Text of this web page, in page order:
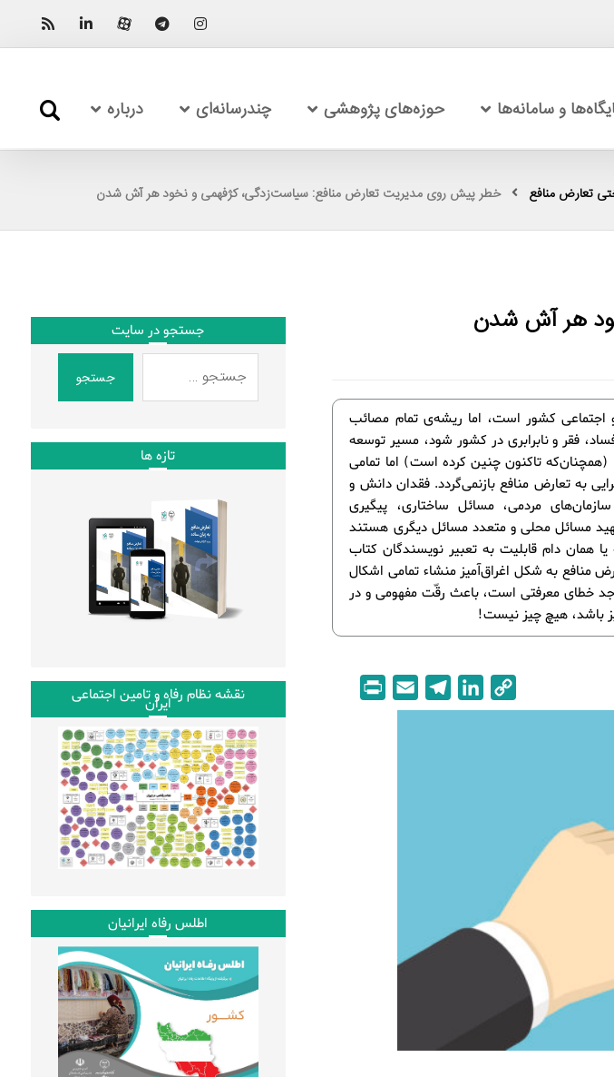
و سامانه‌ها حوزه‌های پژوهشی چندرسانه‌ای درباره
تعارض منافع خطر پیش روی مدیریت تعارض منافع: سیاست‌زدگی، کژفهمی و نخود هر آش شدن
هر آش شدن
اجتماعی کشور است، اما ریشه‌ی تمام مصائب
فقر و نابرابری در کشور شود، مسیر توسعه
(همچنان‌که تاکنون چنین کرده است) اما تمامی
به تعارض منافع بازنمی‌گردد. فقدان دانش و
مردمی، مسائل ساختاری، پیگیری
مسائل محلی و متعدد مسائل دیگری هستند
همان دام قابلیت به تعبیر نویسندگان کتاب
منافع به شکل اغراق‌آمیز منشاء تمامی اشکال
خطای معرفتی است، باعث رقّت مفهومی و در
باشد، هیچ چیز نیست!
o
i
e
جستجو در سایت
جستجو
تازه ها
نقشه نظام رفاه و تامین اجتماعی
ایران
اطلس رفاه ایرانیان